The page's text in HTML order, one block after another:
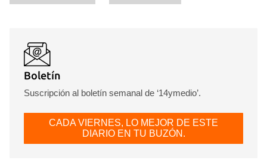
Boletín
Suscripción al boletín semanal de ‘14ymedio’.
CADA VIERNES, LO MEJOR DE ESTE
DIARIO EN TU BUZÓN.